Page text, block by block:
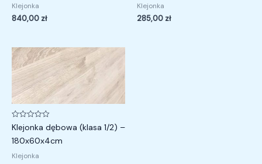
Klejonka
840,00 zł
Klejonka
285,00 zł
Oceniono
0
na
5
Klejonka dębowa (klasa 1/2) –
180x60x4cm
Klejonka